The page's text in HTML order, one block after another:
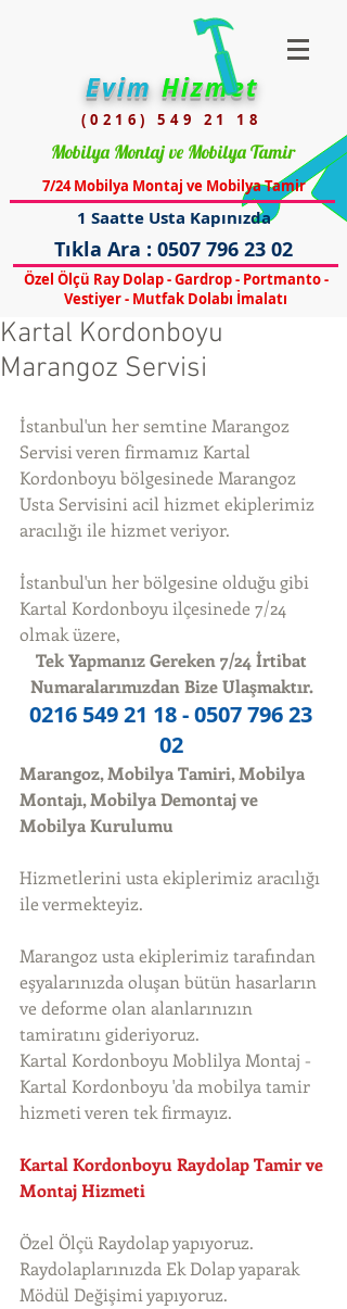
EvimHizmet
(0216) 549 21 18
Mobilya Montaj ve Mobilya Tamir
7/24 Mobilya Montaj ve Mobilya Tamir
1 Saatte Usta Kapınızda
Tıkla Ara : 0507 796 23 02
Özel Ölçü Ray Dolap - Gardrop - Portmanto -
Vestiyer - Mutfak Dolabı İmalatı
Kartal Kordonboyu
Marangoz Servisi
İstanbul'un her semtine Marangoz
Servisi veren firmamız Kartal
Kordonboyu bölgesinede Marangoz
Usta Servisini acil hizmet ekiplerimiz
aracılığı ile hizmet veriyor.
İstanbul'un her bölgesine olduğu gibi
Kartal Kordonboyu ilçesinede 7/24
olmak üzere,
Tek Yapmanız Gereken 7/24 İrtibat
Numaralarımızdan Bize Ulaşmaktır.
0216 549 21 18 - 0507 796 23
02
Marangoz, Mobilya Tamiri, Mobilya
Montajı, Mobilya Demontaj ve
Mobilya Kurulumu
Hizmetlerini usta ekiplerimiz aracılığı
ile vermekteyiz.
Marangoz usta ekiplerimiz tarafından
eşyalarınızda oluşan bütün hasarların
ve deforme olan alanlarınızın
tamiratını gideriyoruz.
Kartal Kordonboyu Moblilya Montaj -
Kartal Kordonboyu 'da mobilya tamir
hizmeti veren tek firmayız.
Kartal Kordonboyu Raydolap Tamir ve
Montaj Hizmeti
Özel Ölçü Raydolap yapıyoruz.
Raydolaplarınızda Ek Dolap yaparak
Mödül Değişimi yapıyoruz.